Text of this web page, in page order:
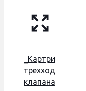
_Картридж
трехходового
клапана